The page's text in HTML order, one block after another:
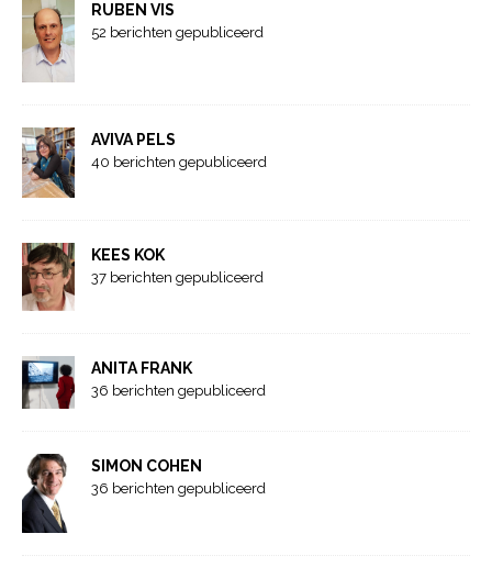
RUBEN VIS
52 berichten gepubliceerd
AVIVA PELS
40 berichten gepubliceerd
KEES KOK
37 berichten gepubliceerd
ANITA FRANK
36 berichten gepubliceerd
SIMON COHEN
36 berichten gepubliceerd